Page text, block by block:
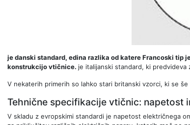
je danski standard, edina razlika od katere Francoski tip
konstrukcijo vtičnice. je italijanski standard, ki
V nekaterih primerih so lahko stari britanski vzorci, ki se
Tehnične specifikacije vtičnic: napetost
V skladu z evropskimi standardi je napetost električnega